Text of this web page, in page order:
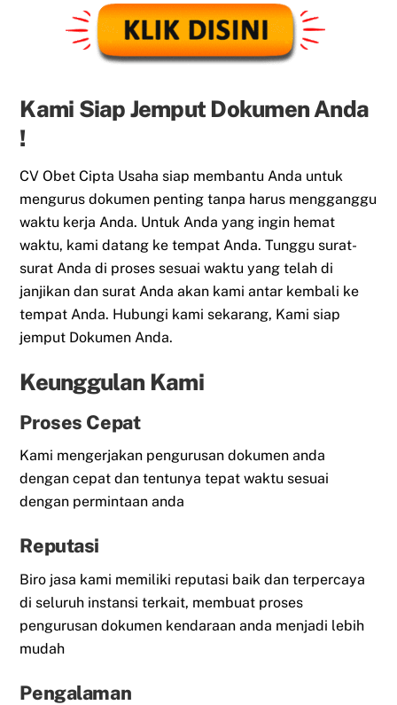
Kami Siap Jemput Dokumen Anda
!
CV Obet Cipta Usaha siap membantu Anda untuk
mengurus dokumen penting tanpa harus mengganggu
waktu kerja Anda. Untuk Anda yang ingin hemat
waktu, kami datang ke tempat Anda. Tunggu surat-
surat Anda di proses sesuai waktu yang telah di
janjikan dan surat Anda akan kami antar kembali ke
tempat Anda. Hubungi kami sekarang, Kami siap
jemput Dokumen Anda.
Keunggulan Kami
Proses Cepat
Kami mengerjakan pengurusan dokumen anda
dengan cepat dan tentunya tepat waktu sesuai
dengan permintaan anda
Reputasi
Biro jasa kami memiliki reputasi baik dan terpercaya
di seluruh instansi terkait, membuat proses
pengurusan dokumen kendaraan anda menjadi lebih
mudah
Pengalaman